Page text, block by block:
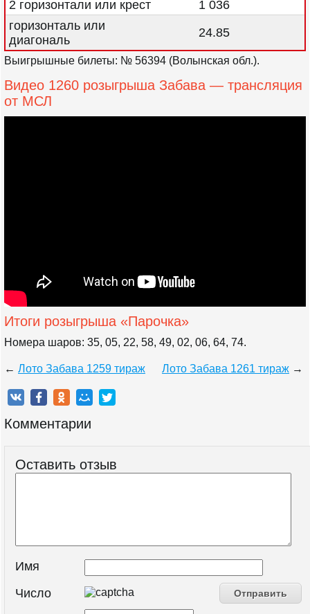
2 горизонтали или крест
1 036
горизонталь или
диагональ
24.85
Выигрышные билеты: № 56394 (Волынская обл.).
Видео 1260 розыгрыша Забава — трансляция
от МСЛ
Итоги розыгрыша «Парочка»
Номера шаров: 35, 05, 22, 58, 49, 02, 06, 64, 74.
← Лото Забава 1259 тираж Лото Забава 1261 тираж →
Комментарии
Оставить отзыв
Имя
Число